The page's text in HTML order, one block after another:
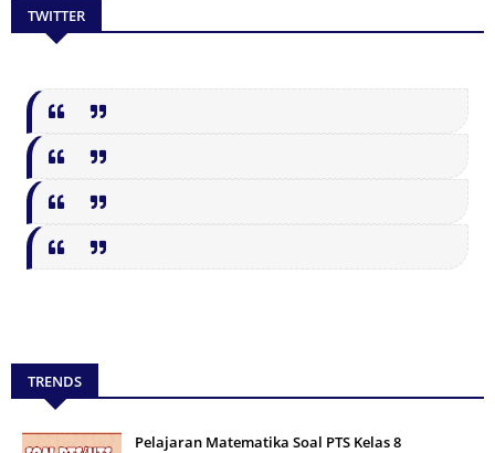
TWITTER
TRENDS
Pelajaran Matematika Soal PTS Kelas 8